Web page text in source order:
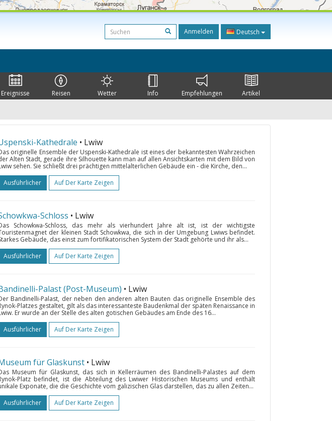
Anmelden Deutsch
Ereignisse Reisen Wetter Info Empfehlungen Artikel
Kathedrale • Lwiw
originelle Ensemble der Uspenski-Kathedrale ist eines der bekanntesten Wahrzeichen
Alten Stadt, gerade ihre Silhouette kann man auf allen Ansichtskarten mit dem Bild von
sehen. Sie schließt drei prächtigen mittelalterlichen Gebäude ein - die Kirche, den...
Ausführlicher
Auf Der Karte Zeigen
Schloss • Lwiw
Schowkwa-Schloss, das mehr als vierhundert Jahre alt ist, ist der wichtigste
der kleinen Stadt Schowkwa, die sich in der Umgebung Lwiws befindet.
Gebäude, das einst zum fortifikatorischen System der Stadt gehörte und ihr als...
Ausführlicher
Auf Der Karte Zeigen
Palast (Post-Museum) • Lwiw
Bandinelli-Palast, der neben den anderen alten Bauten das originelle Ensemble des
Platzes gestaltet, gilt als das interessanteste Baudenkmal der späten Renaissance in
Er wurde an der Stelle des alten gotischen Gebäudes am Ende des 16...
Ausführlicher
Auf Der Karte Zeigen
für Glaskunst • Lwiw
Museum für Glaskunst, das sich in Kellerräumen des Bandinelli-Palastes auf dem
Platz befindet, ist die Abteilung des Lwiwer Historischen Museums und enthält
Exponate, die die Geschichte vom galizischen Glas darstellen, das zu allen Zeiten...
Ausführlicher
Auf Der Karte Zeigen